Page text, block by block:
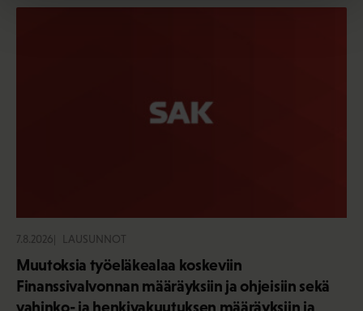
7.8.2026 LAUSUNNOT
Muutoksia työeläkealaa koskeviin
Finanssivalvonnan määräyksiin ja ohjeisiin sekä
vahinko- ja henkivakuutuksen määräyksiin ja